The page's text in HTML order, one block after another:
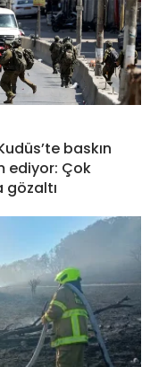
baskın
ediyor: Çok
gözaltı